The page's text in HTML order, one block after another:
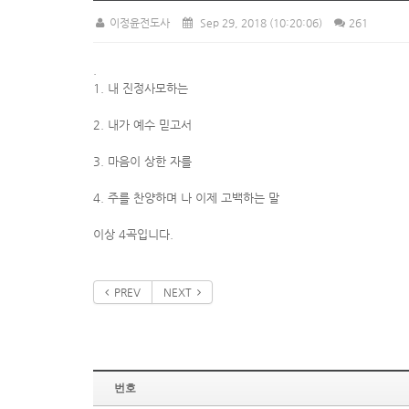
이정윤전도사 Sep 29, 2018 (10:20:06) 261
1. 내 진정사모하는
2. 내가 예수 믿고서
3. 마음이 상한 자를
4. 주를 찬양하며 나 이제 고백하는 말
이상 4곡입니다.
PREV NEXT
번호